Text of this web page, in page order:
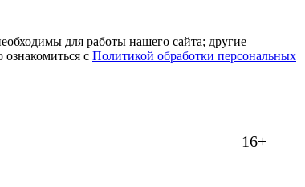
для работы нашего сайта; другие
с Политикой обработки персональных
16+